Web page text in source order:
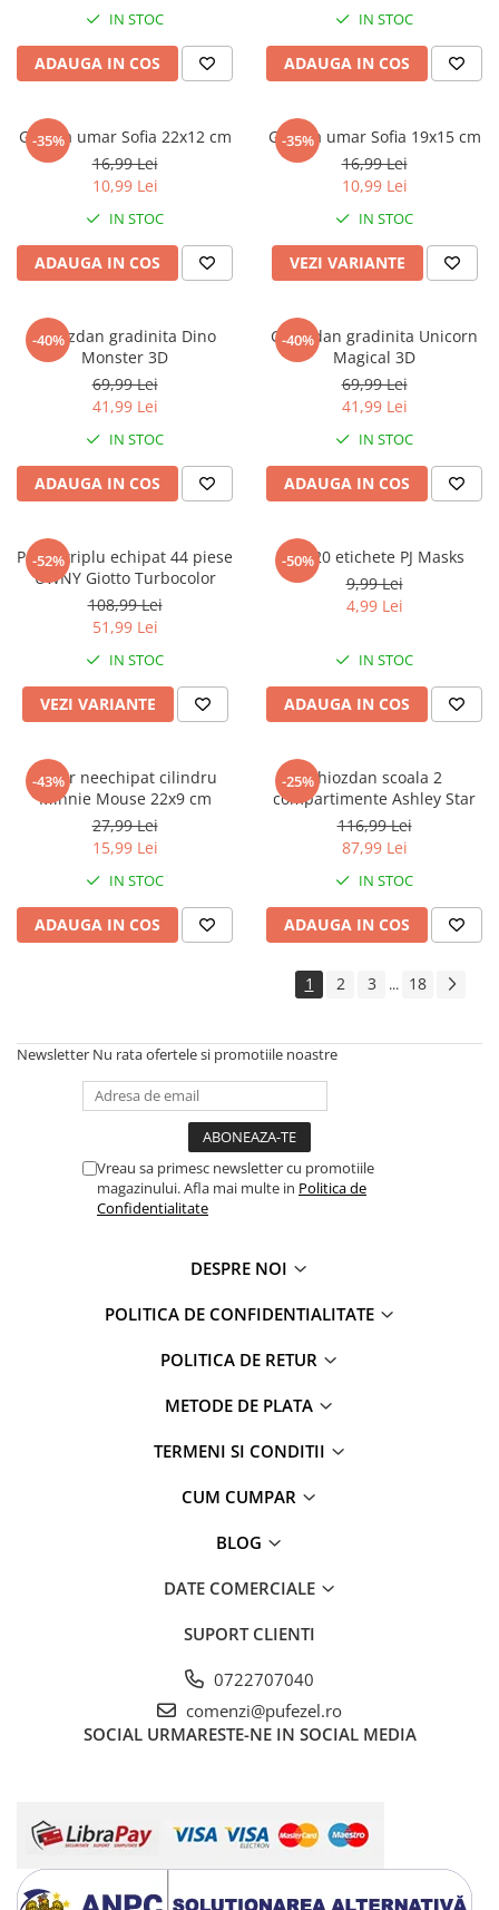
IN STOC
ADAUGA IN COS
IN STOC
ADAUGA IN COS
-35%
Geanta umar Sofia 22x12 cm
16,99 Lei
10,99 Lei
IN STOC
ADAUGA IN COS
-35%
Geanta umar Sofia 19x15 cm
16,99 Lei
10,99 Lei
IN STOC
VEZI VARIANTE
-40%
Ghiozdan gradinita Dino
Monster 3D
69,99 Lei
41,99 Lei
IN STOC
ADAUGA IN COS
-40%
Ghiozdan gradinita Unicorn
Magical 3D
69,99 Lei
41,99 Lei
IN STOC
ADAUGA IN COS
-52%
Penar triplu echipat 44 piese
UWNY Giotto Turbocolor
108,99 Lei
51,99 Lei
IN STOC
VEZI VARIANTE
-50%
Set 20 etichete PJ Masks
9,99 Lei
4,99 Lei
IN STOC
ADAUGA IN COS
-43%
Penar neechipat cilindru
Minnie Mouse 22x9 cm
27,99 Lei
15,99 Lei
IN STOC
ADAUGA IN COS
-25%Ghiozdan scoala 2
compartimente Ashley Star
116,99 Lei
87,99 Lei
IN STOC
ADAUGA IN COS
1 2 3 ... 18
Newsletter Nu rata ofertele si promotiile noastre
Vreau sa primesc newsletter cu promotiile
magazinului. Afla mai multe in Politica de
Confidentialitate
DESPRE NOI
POLITICA DE CONFIDENTIALITATE
POLITICA DE RETUR
METODE DE PLATA
TERMENI SI CONDITII
CUM CUMPAR
BLOG
DATE COMERCIALE
SUPORT CLIENTI
0722707040
comenzi@pufezel.ro
SOCIAL URMARESTE-NE IN SOCIAL MEDIA